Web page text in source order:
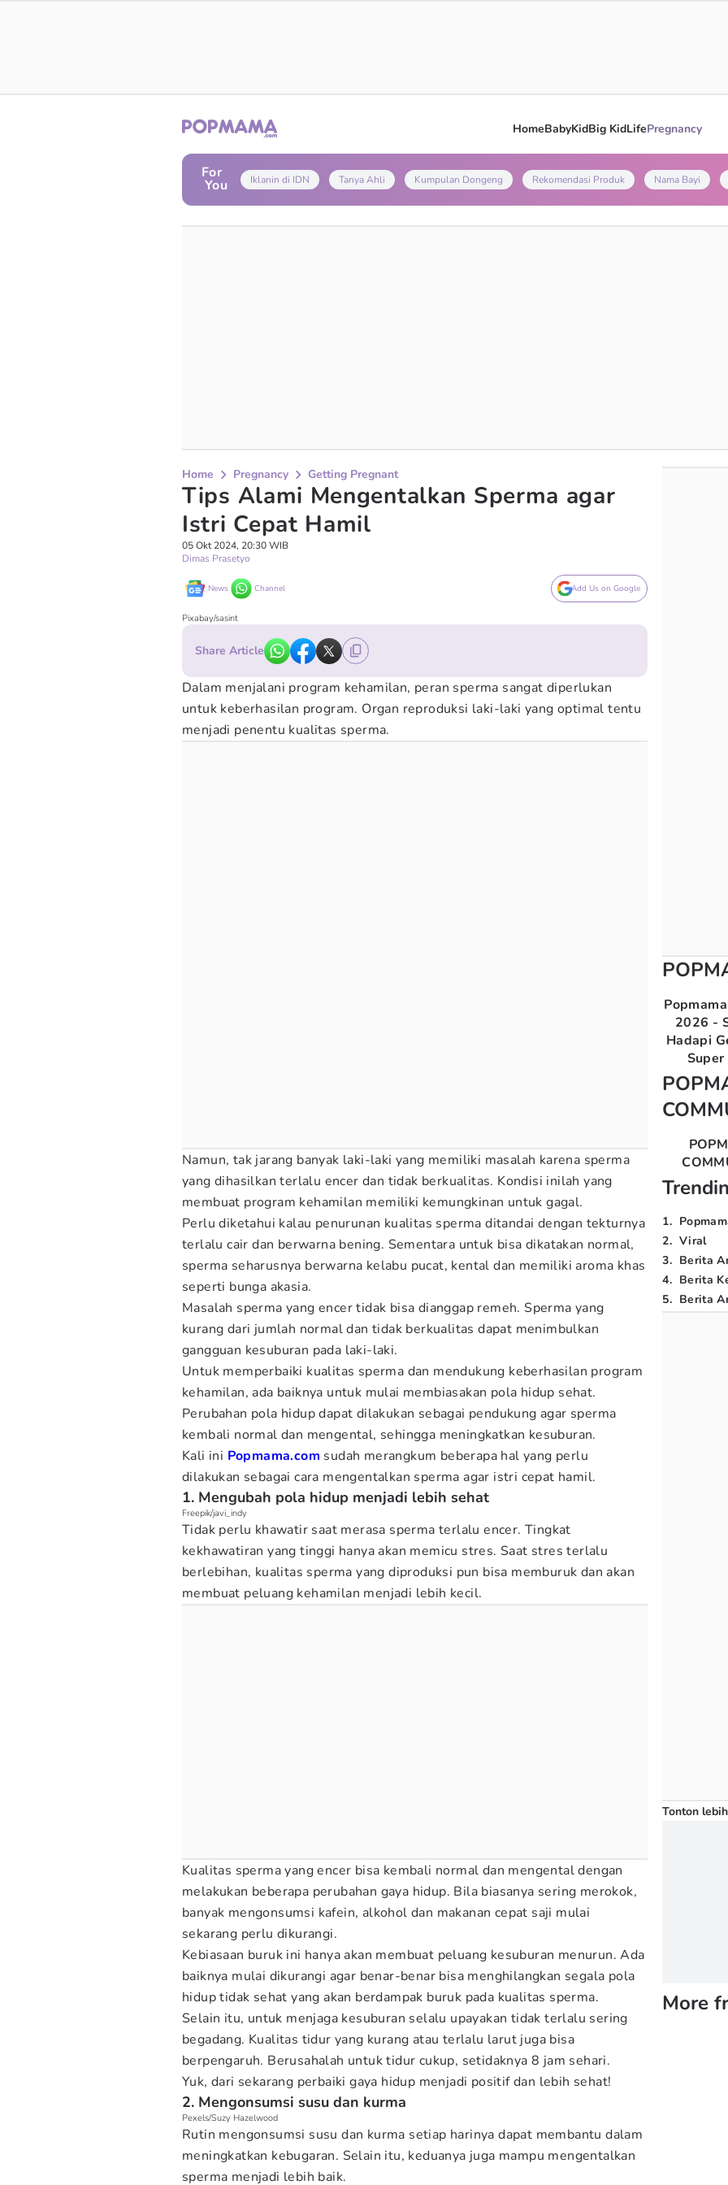
HomeBabyKidBig KidLifePregnancy
For
You Iklanin di IDN Tanya Ahli Kumpulan Dongeng Rekomendasi Produk Nama Bayi
Home Pregnancy Getting Pregnant
Tips Alami Mengentalkan Sperma agar
Istri Cepat Hamil
05 Okt 2024, 20:30 WIB
Dimas Prasetyo
News Channel Add Us on Google
Pixabay/sasint
Share Article
Dalam menjalani program kehamilan, peran sperma sangat diperlukan
untuk keberhasilan program. Organ reproduksi laki-laki yang optimal tentu
menjadi penentu kualitas sperma.
Namun, tak jarang banyak laki-laki yang memiliki masalah karena sperma
yang dihasilkan terlalu encer dan tidak berkualitas. Kondisi inilah yang
membuat program kehamilan memiliki kemungkinan untuk gagal.
Perlu diketahui kalau penurunan kualitas sperma ditandai dengan tekturnya
terlalu cair dan berwarna bening. Sementara untuk bisa dikatakan normal,
sperma seharusnya berwarna kelabu pucat, kental dan memiliki aroma khas
seperti bunga akasia.
Masalah sperma yang encer tidak bisa dianggap remeh. Sperma yang
kurang dari jumlah normal dan tidak berkualitas dapat menimbulkan
gangguan kesuburan pada laki-laki.
Untuk memperbaiki kualitas sperma dan mendukung keberhasilan program
kehamilan, ada baiknya untuk mulai membiasakan pola hidup sehat.
Perubahan pola hidup dapat dilakukan sebagai pendukung agar sperma
kembali normal dan mengental, sehingga meningkatkan kesuburan.
Kali ini Popmama.com sudah merangkum beberapa hal yang perlu
dilakukan sebagai cara mengentalkan sperma agar istri cepat hamil.
1. Mengubah pola hidup menjadi lebih sehat
Freepik/javi_indy
Tidak perlu khawatir saat merasa sperma terlalu encer. Tingkat
kekhawatiran yang tinggi hanya akan memicu stres. Saat stres terlalu
berlebihan, kualitas sperma yang diproduksi pun bisa memburuk dan akan
membuat peluang kehamilan menjadi lebih kecil.
Kualitas sperma yang encer bisa kembali normal dan mengental dengan
melakukan beberapa perubahan gaya hidup. Bila biasanya sering merokok,
banyak mengonsumsi kafein, alkohol dan makanan cepat saji mulai
sekarang perlu dikurangi.
Kebiasaan buruk ini hanya akan membuat peluang kesuburan menurun. Ada
baiknya mulai dikurangi agar benar-benar bisa menghilangkan segala pola
hidup tidak sehat yang akan berdampak buruk pada kualitas sperma.
Selain itu, untuk menjaga kesuburan selalu upayakan tidak terlalu sering
begadang. Kualitas tidur yang kurang atau terlalu larut juga bisa
berpengaruh. Berusahalah untuk tidur cukup, setidaknya 8 jam sehari.
Yuk, dari sekarang perbaiki gaya hidup menjadi positif dan lebih sehat!
2. Mengonsumsi susu dan kurma
Pexels/Suzy Hazelwood
Rutin mengonsumsi susu dan kurma setiap harinya dapat membantu dalam
meningkatkan kebugaran. Selain itu, keduanya juga mampu mengentalkan
sperma menjadi lebih baik.
2026 -
Hadapi
1.
2. Viral
3. Berita
4. Berita
5. Berita
Tonton
More